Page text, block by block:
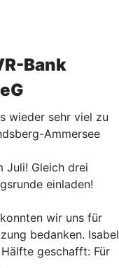
Bank
wieder sehr viel zu
Ammersee
Juli! Gleich drei
einladen!
wir uns für
bedanken. Isabel
geschafft: Für